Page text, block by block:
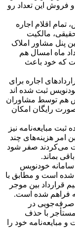
فروش این تعداد رو
اقلام اجاره
مالکیت
پنل مشاور املاک
ماه امسال هم
که خود باعث
اجاره برای
ثبت شده اند
هم توسط مشاوران
رایگان امکان
مبایعه‌نامه نیز
امر هزینه‌های چند
می‌کردند صفر شود
بماند.
خودنویس
شده است و مطابق با
قرارداد بین موجر
فراهم شده است.
صرفه‌جویی در
با حذف
مبایعه‌نامه خود را